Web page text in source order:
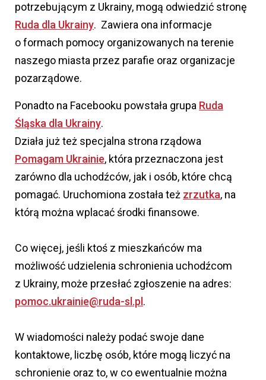
potrzebującym z Ukrainy, mogą odwiedzić stronę
Ruda dla Ukrainy. Zawiera ona informacje
o formach pomocy organizowanych na terenie
naszego miasta przez parafie oraz organizacje
pozarządowe.
Ponadto na Facebooku powstała grupa Ruda
Śląska dla Ukrainy.
Działa już też specjalna strona rządowa
Pomagam Ukrainie, która przeznaczona jest
zarówno dla uchodźców, jak i osób, które chcą
pomagać. Uruchomiona została też zrzutka, na
którą można wplacać środki finansowe.
Co więcej, jeśli ktoś z mieszkańców ma
możliwość udzielenia schronienia uchodźcom
z Ukrainy, może przesłać zgłoszenie na adres:
pomoc.ukrainie@ruda-sl.pl .
W wiadomości należy podać swoje dane
kontaktowe, liczbę osób, które mogą liczyć na
schronienie oraz to, w co ewentualnie można